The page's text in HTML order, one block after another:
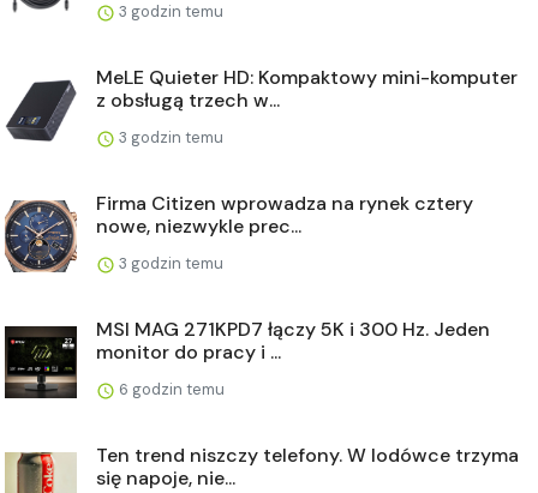
3 godzin temu
MeLE Quieter HD: Kompaktowy mini-komputer
z obsługą trzech w...
3 godzin temu
Firma Citizen wprowadza na rynek cztery
nowe, niezwykle prec...
3 godzin temu
MSI MAG 271KPD7 łączy 5K i 300 Hz. Jeden
monitor do pracy i ...
6 godzin temu
Ten trend niszczy telefony. W lodówce trzyma
się napoje, nie...